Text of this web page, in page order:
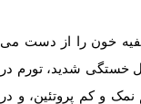
خون را از دست می
خستگی شدید، تورم در
و کم پروتئین، و در